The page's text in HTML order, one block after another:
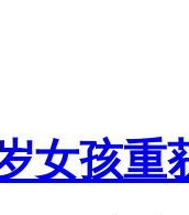
女孩重